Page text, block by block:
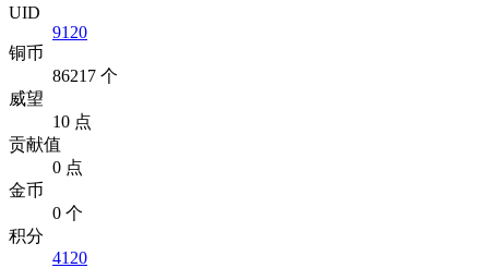
UID
9120
铜币
86217 个
威望
10 点
贡献值
0 点
金币
0 个
积分
4120